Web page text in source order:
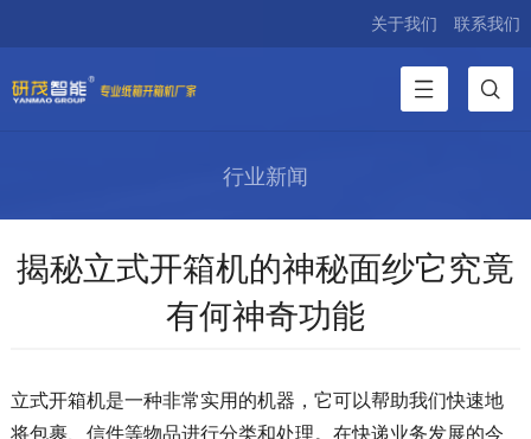
关于我们 联系我们
行业新闻
揭秘立式开箱机的神秘面纱它究竟
有何神奇功能
立式开箱机是一种非常实用的机器，它可以帮助我们快速地
将包裹、信件等物品进行分类和处理。在快递业务发展的今